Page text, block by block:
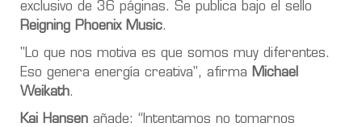
exclusivo de 36 páginas. Se publica bajo el sello
Reigning Phoenix Music.
"Lo que nos motiva es que somos muy diferentes.
Eso genera energía creativa", afirma
Michael
Weikath.
Kai Hansen añade: “Intentamos no tomarnos